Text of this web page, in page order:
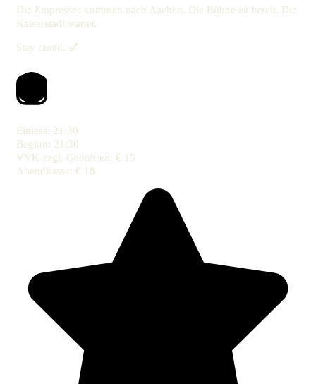
Die Empresses kommen nach Aachen. Die Bühne ist bereit. Die
Kaiserstadt wartet.
Stay tuned. 💅
Einlass: 21:30
Beginn: 21:30
VVK zzgl. Gebühren: € 15
Abendkasse: € 18